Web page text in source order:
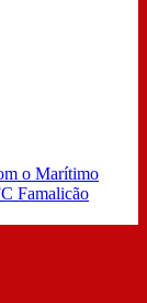
o Marítimo
Famalicão